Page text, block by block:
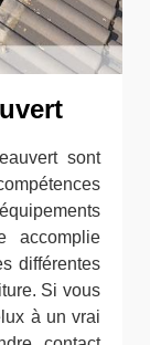
sont
accomplie
différentes
Si vous
à un vrai